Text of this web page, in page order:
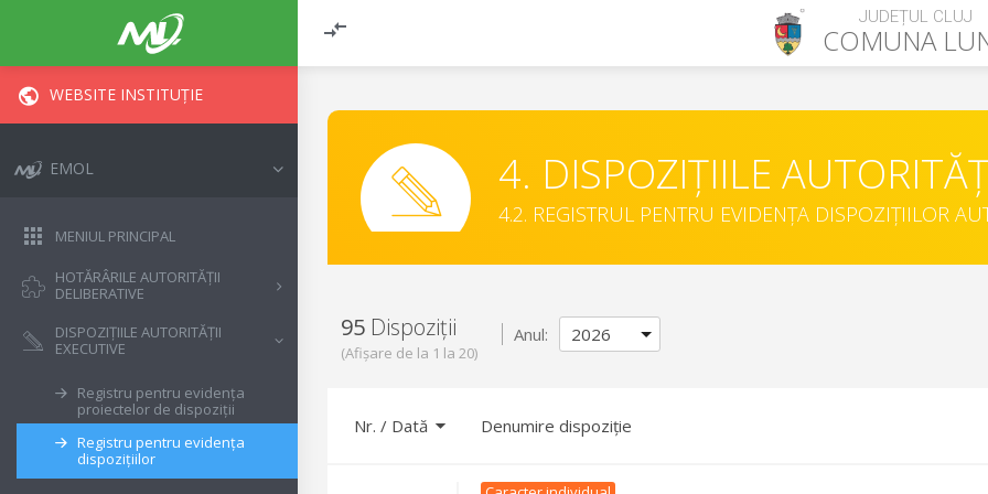
JUDEȚUL CLUJ
COMUNA
WEBSITE INSTITUȚIE
EMOL
MENIUL PRINCIPAL
HOTĂRÂRILE AUTORITĂȚII
DELIBERATIVE
DISPOZIȚIILE AUTORITĂȚII
EXECUTIVE
Registru pentru evidența
proiectelor de dispoziții
Registru pentru evidența
dispozițiilor
4. DISPOZIȚIILE
4.2. REGISTRUL PENTRU EVIDENȚA DISPOZIȚIILOR
95 Dispoziții
(Afișare de la 1 la 20)
Anul:
Nr. / Dată Denumire dispoziție